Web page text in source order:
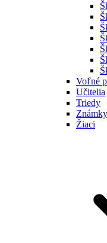
Voľné
Učitelia
Triedy
Známky
Žiaci